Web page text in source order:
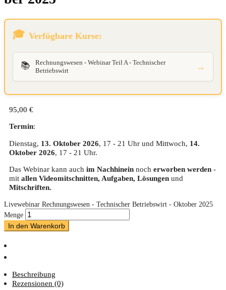
Verfügbare Kurse:
📚
Rechnungswesen - Webinar Teil A - Technischer
Betriebswirt
→
95,00 €
Termin:
Dienstag, 13. Oktober 2026, 17 - 21 Uhr und Mittwoch, 14.
Oktober 2026, 17 - 21 Uhr.
Das Webinar kann auch im Nachhinein noch erworben werden -
mit allen Videomitschnitten, Aufgaben, Lösungen und
Mitschriften.
Livewebinar Rechnungswesen - Technischer Betriebswirt - Oktober 2025
Menge
In den Warenkorb
Beschreibung
Rezensionen (0)